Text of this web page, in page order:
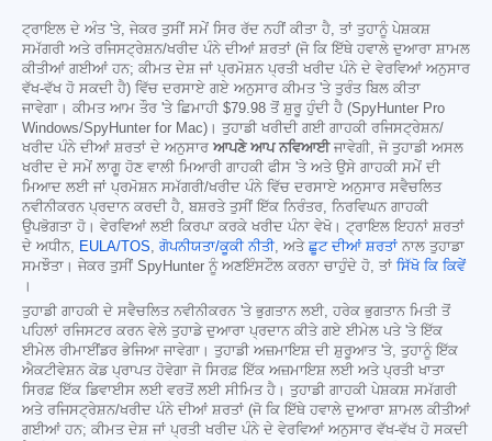
ਟ੍ਰਾਇਲ ਦੇ ਅੰਤ 'ਤੇ, ਜੇਕਰ ਤੁਸੀਂ ਸਮੇਂ ਸਿਰ ਰੱਦ ਨਹੀਂ ਕੀਤਾ ਹੈ, ਤਾਂ ਤੁਹਾਨੂੰ ਪੇਸ਼ਕਸ਼
ਸਮੱਗਰੀ ਅਤੇ ਰਜਿਸਟ੍ਰੇਸ਼ਨ/ਖਰੀਦ ਪੰਨੇ ਦੀਆਂ ਸ਼ਰਤਾਂ (ਜੋ ਕਿ ਇੱਥੇ ਹਵਾਲੇ ਦੁਆਰਾ ਸ਼ਾਮਲ
ਕੀਤੀਆਂ ਗਈਆਂ ਹਨ; ਕੀਮਤ ਦੇਸ਼ ਜਾਂ ਪ੍ਰਮੋਸ਼ਨ ਪ੍ਰਤੀ ਖਰੀਦ ਪੰਨੇ ਦੇ ਵੇਰਵਿਆਂ ਅਨੁਸਾਰ
ਵੱਖ-ਵੱਖ ਹੋ ਸਕਦੀ ਹੈ) ਵਿੱਚ ਦਰਸਾਏ ਗਏ ਅਨੁਸਾਰ ਕੀਮਤ 'ਤੇ ਤੁਰੰਤ ਬਿਲ ਕੀਤਾ
ਜਾਵੇਗਾ। ਕੀਮਤ ਆਮ ਤੌਰ 'ਤੇ ਛਿਮਾਹੀ $79.98 ਤੋਂ ਸ਼ੁਰੂ ਹੁੰਦੀ ਹੈ (SpyHunter Pro
Windows/SpyHunter for Mac)। ਤੁਹਾਡੀ ਖਰੀਦੀ ਗਈ ਗਾਹਕੀ ਰਜਿਸਟ੍ਰੇਸ਼ਨ/
ਖਰੀਦ ਪੰਨੇ ਦੀਆਂ ਸ਼ਰਤਾਂ ਦੇ ਅਨੁਸਾਰ ਆਪਣੇ ਆਪ ਨਵਿਆਈਜਾਵੇਗੀ, ਜੋ ਤੁਹਾਡੀ ਅਸਲ
ਖਰੀਦ ਦੇ ਸਮੇਂ ਲਾਗੂ ਹੋਣ ਵਾਲੀ ਮਿਆਰੀ ਗਾਹਕੀ ਫੀਸ 'ਤੇ ਅਤੇ ਉਸੇ ਗਾਹਕੀ ਸਮੇਂ ਦੀ
ਮਿਆਦ ਲਈ ਜਾਂ ਪ੍ਰਮੋਸ਼ਨ ਸਮੱਗਰੀ/ਖਰੀਦ ਪੰਨੇ ਵਿੱਚ ਦਰਸਾਏ ਅਨੁਸਾਰ ਸਵੈਚਲਿਤ
ਨਵੀਨੀਕਰਨ ਪ੍ਰਦਾਨ ਕਰਦੀ ਹੈ, ਬਸ਼ਰਤੇ ਤੁਸੀਂ ਇੱਕ ਨਿਰੰਤਰ, ਨਿਰਵਿਘਨ ਗਾਹਕੀ
ਉਪਭੋਗਤਾ ਹੋ। ਵੇਰਵਿਆਂ ਲਈ ਕਿਰਪਾ ਕਰਕੇ ਖਰੀਦ ਪੰਨਾ ਵੇਖੋ। ਟ੍ਰਾਇਲ ਇਹਨਾਂ ਸ਼ਰਤਾਂ
ਦੇ ਅਧੀਨ, EULA/TOS, ਗੋਪਨੀਯਤਾ/ਕੂਕੀ ਨੀਤੀ, ਅਤੇ ਛੂਟ ਦੀਆਂ ਸ਼ਰਤਾਂ ਨਾਲ ਤੁਹਾਡਾ
ਸਮਝੌਤਾ। ਜੇਕਰ ਤੁਸੀਂ SpyHunter ਨੂੰ ਅਣਇੰਸਟੌਲ ਕਰਨਾ ਚਾਹੁੰਦੇ ਹੋ, ਤਾਂ ਸਿੱਖੋ ਕਿ ਕਿਵੇਂ
।
ਤੁਹਾਡੀ ਗਾਹਕੀ ਦੇ ਸਵੈਚਲਿਤ ਨਵੀਨੀਕਰਨ 'ਤੇ ਭੁਗਤਾਨ ਲਈ, ਹਰੇਕ ਭੁਗਤਾਨ ਮਿਤੀ ਤੋਂ
ਪਹਿਲਾਂ ਰਜਿਸਟਰ ਕਰਨ ਵੇਲੇ ਤੁਹਾਡੇ ਦੁਆਰਾ ਪ੍ਰਦਾਨ ਕੀਤੇ ਗਏ ਈਮੇਲ ਪਤੇ 'ਤੇ ਇੱਕ
ਈਮੇਲ ਰੀਮਾਈਂਡਰ ਭੇਜਿਆ ਜਾਵੇਗਾ। ਤੁਹਾਡੀ ਅਜ਼ਮਾਇਸ਼ ਦੀ ਸ਼ੁਰੂਆਤ 'ਤੇ, ਤੁਹਾਨੂੰ ਇੱਕ
ਐਕਟੀਵੇਸ਼ਨ ਕੋਡ ਪ੍ਰਾਪਤ ਹੋਵੇਗਾ ਜੋ ਸਿਰਫ਼ ਇੱਕ ਅਜ਼ਮਾਇਸ਼ ਲਈ ਅਤੇ ਪ੍ਰਤੀ ਖਾਤਾ
ਸਿਰਫ਼ ਇੱਕ ਡਿਵਾਈਸ ਲਈ ਵਰਤੋਂ ਲਈ ਸੀਮਿਤ ਹੈ। ਤੁਹਾਡੀ ਗਾਹਕੀ ਪੇਸ਼ਕਸ਼ ਸਮੱਗਰੀ
ਅਤੇ ਰਜਿਸਟ੍ਰੇਸ਼ਨ/ਖਰੀਦ ਪੰਨੇ ਦੀਆਂ ਸ਼ਰਤਾਂ (ਜੋ ਕਿ ਇੱਥੇ ਹਵਾਲੇ ਦੁਆਰਾ ਸ਼ਾਮਲ ਕੀਤੀਆਂ
ਗਈਆਂ ਹਨ; ਕੀਮਤ ਦੇਸ਼ ਜਾਂ ਪ੍ਰਤੀ ਖਰੀਦ ਪੰਨੇ ਦੇ ਵੇਰਵਿਆਂ ਅਨੁਸਾਰ ਵੱਖ-ਵੱਖ ਹੋ ਸਕਦੀ